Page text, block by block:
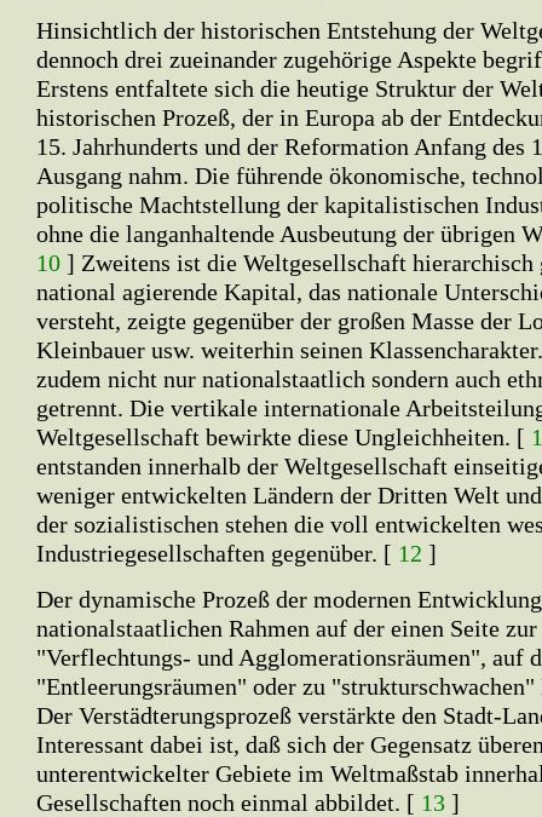
Hinsichtlich der historischen Entstehung der
dennoch drei zueinander zugehörige Aspekte
Erstens entfaltete sich die heutige Struktur der
historischen Prozeß, der in Europa ab der
15. Jahrhunderts und der Reformation Anfang des
Ausgang nahm. Die führende ökonomische,
politische Machtstellung der kapitalistischen
ohne die langanhaltende Ausbeutung der übrigen
10 ] Zweitens ist die Weltgesellschaft
national agierende Kapital, das nationale
versteht, zeigte gegenüber der großen Masse der
Kleinbauer usw. weiterhin seinen
zudem nicht nur nationalstaatlich sondern auch
getrennt. Die vertikale internationale
Weltgesellschaft bewirkte diese Ungleichheiten. [
entstanden innerhalb der Weltgesellschaft
weniger entwickelten Ländern der Dritten Welt
der sozialistischen stehen die voll entwickelten
Industriegesellschaften gegenüber. [ 12 ]
Der dynamische Prozeß der modernen
nationalstaatlichen Rahmen auf der einen Seite
"Verflechtungs- und Agglomerationsräumen", auf
"Entleerungsräumen" oder zu
Der Verstädterungsprozeß verstärkte den Stadt-
Interessant dabei ist, daß sich der Gegensatz
unterentwickelter Gebiete im Weltmaßstab
Gesellschaften noch einmal abbildet. [ 13 ]